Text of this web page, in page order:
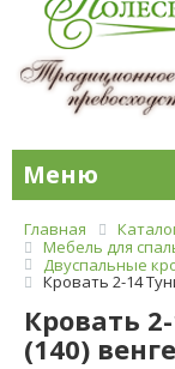
Меню
Главная
Мебель для
Двуспальные
Кровать 2-14
Кровать
(140)